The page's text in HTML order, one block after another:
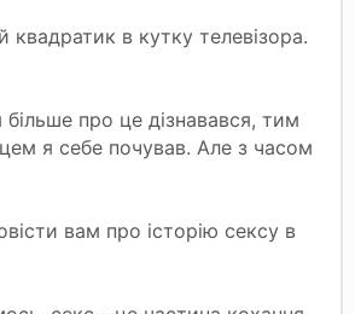
квадратик в кутку телевізора.
про це дізнавався, тим
я себе почував. Але з часом
вам про історію сексу в